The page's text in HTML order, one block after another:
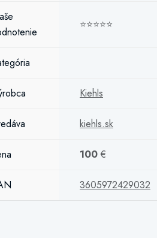
⭐⭐⭐⭐⭐
Kiehls
kiehls.sk
100 €
3605972429032